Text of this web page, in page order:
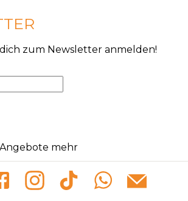
zum Newsletter anmelden!
mehr